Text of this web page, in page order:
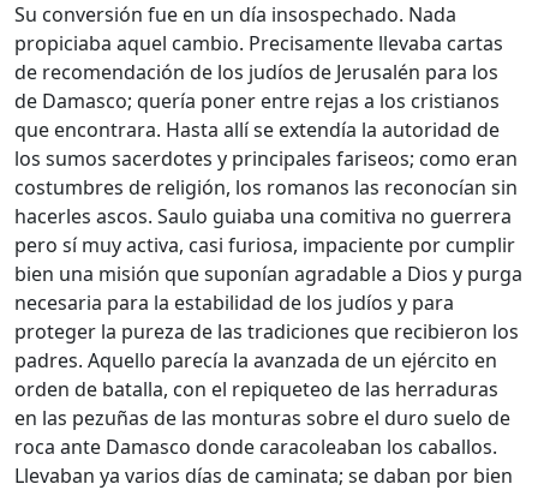
Su conversión fue en un día insospechado. Nada
propiciaba aquel cambio. Precisamente llevaba cartas
de recomendación de los judíos de Jerusalén para los
de Damasco; quería poner entre rejas a los cristianos
que encontrara. Hasta allí se extendía la autoridad de
los sumos sacerdotes y principales fariseos; como eran
costumbres de religión, los romanos las reconocían sin
hacerles ascos. Saulo guiaba una comitiva no guerrera
pero sí muy activa, casi furiosa, impaciente por cumplir
bien una misión que suponían agradable a Dios y purga
necesaria para la estabilidad de los judíos y para
proteger la pureza de las tradiciones que recibieron los
padres. Aquello parecía la avanzada de un ejército en
orden de batalla, con el repiqueteo de las herraduras
en las pezuñas de las monturas sobre el duro suelo de
roca ante Damasco donde caracoleaban los caballos.
Llevaban ya varios días de caminata; se daban por bien